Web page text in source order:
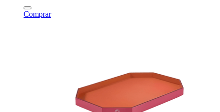
Comprar